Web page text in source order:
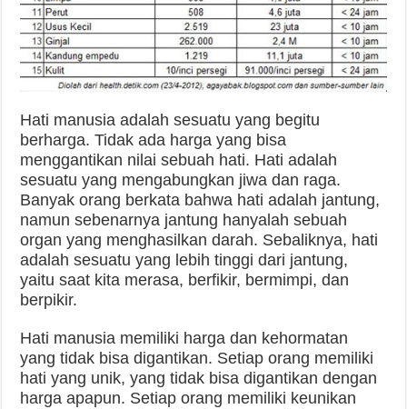
Hati manusia adalah sesuatu yang begitu
berharga. Tidak ada harga yang bisa
menggantikan nilai sebuah hati. Hati adalah
sesuatu yang mengabungkan jiwa dan raga.
Banyak orang berkata bahwa hati adalah jantung,
namun sebenarnya jantung hanyalah sebuah
organ yang menghasilkan darah. Sebaliknya, hati
adalah sesuatu yang lebih tinggi dari jantung,
yaitu saat kita merasa, berfikir, bermimpi, dan
berpikir.
Hati manusia memiliki harga dan kehormatan
yang tidak bisa digantikan. Setiap orang memiliki
hati yang unik, yang tidak bisa digantikan dengan
harga apapun. Setiap orang memiliki keunikan